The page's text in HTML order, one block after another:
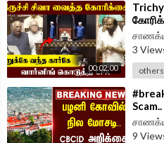
00:02:00
3
others
என்ன? |
9